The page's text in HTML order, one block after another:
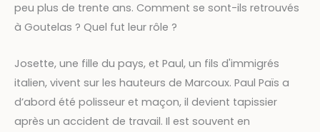
peu plus de trente ans. Comment se sont-ils retrouvés
à Goutelas ? Quel fut leur rôle ?
Josette, une fille du pays, et Paul, un fils d'immigrés
italien, vivent sur les hauteurs de Marcoux. Paul Païs a
d’abord été polisseur et maçon, il devient tapissier
après un accident de travail. Il est souvent en